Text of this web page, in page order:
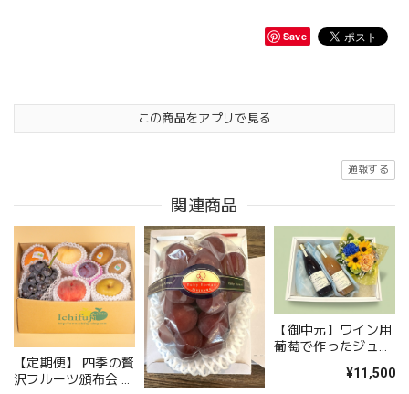
Save
この商品をアプリで見る
通報する
関連商品
【定期便】 四季の贅
沢フルーツ頒布会 ～
【御中元】ワイン用
葡萄で作ったジュー
¥11,500